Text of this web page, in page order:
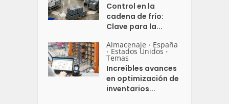
Control en la
cadena de frío:
Clave para la...
Almacenaje • España
• Estados Unidos •
Temas
Increíbles avances
en optimización de
inventarios...